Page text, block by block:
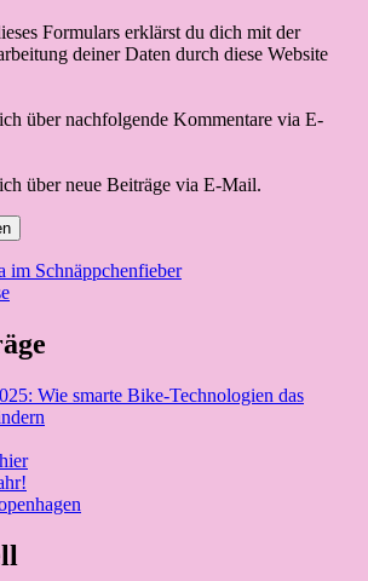
Formulars erklärst du dich mit der
deiner Daten durch diese Website
über nachfolgende Kommentare via E-
über neue Beiträge via E-Mail.
im Schnäppchenfieber
Wie smarte Bike-Technologien das